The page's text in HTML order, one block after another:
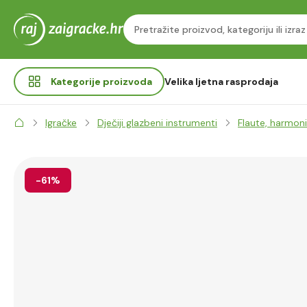
Kategorije proizvoda Velika ljetna rasprodaja
Igračke Dječiji glazbeni instrumenti Flaute,
-61%